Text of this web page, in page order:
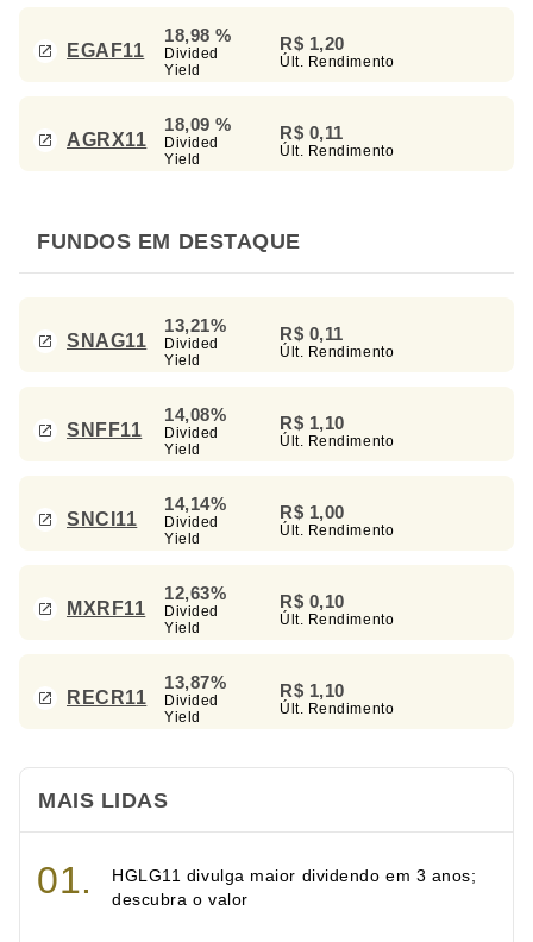
EGAF11
18,98 %
Divided
Yield
R$ 1,20
Últ. Rendimento
AGRX11
18,09 %
Divided
Yield
R$ 0,11
Últ. Rendimento
FUNDOS EM DESTAQUE
SNAG11
13,21%
Divided
Yield
R$ 0,11
Últ. Rendimento
SNFF11
14,08%
Divided
Yield
R$ 1,10
Últ. Rendimento
SNCI11
14,14%
Divided
Yield
R$ 1,00
Últ. Rendimento
MXRF11
12,63%
Divided
Yield
R$ 0,10
Últ. Rendimento
RECR11
13,87%
Divided
Yield
R$ 1,10
Últ. Rendimento
MAIS LIDAS
HGLG11 divulga maior dividendo em 3 anos;
descubra o valor